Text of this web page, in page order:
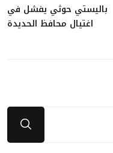
باليستي حوثي يفشل في
اغتيال محافظ الحديدة